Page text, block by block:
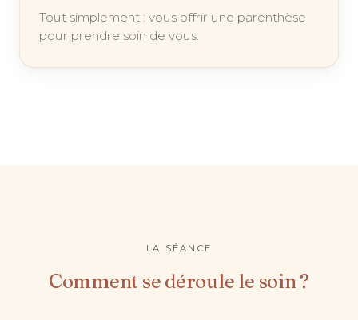
Tout simplement : vous offrir une parenthèse
pour prendre soin de vous.
LA SÉANCE
Comment se déroule le soin ?